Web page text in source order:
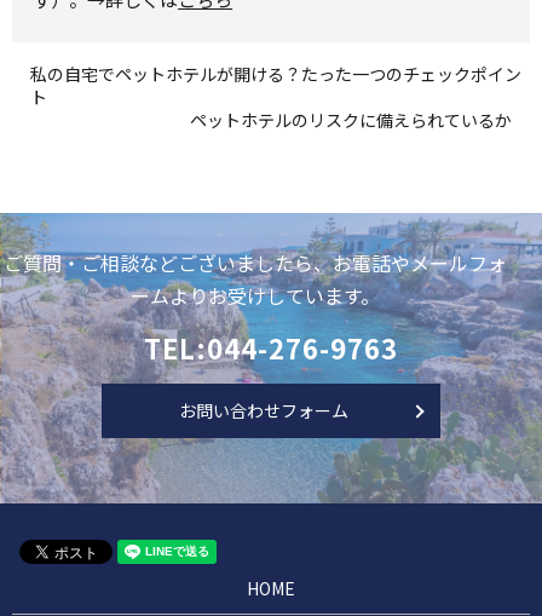
私の自宅でペットホテルが開ける？たった一つのチェックポイン
ト
ペットホテルのリスクに備えられているか
ご質問・ご相談などございましたら、お電話やメールフォ
ームよりお受けしています。
TEL:044-276-9763
お問い合わせフォーム
HOME